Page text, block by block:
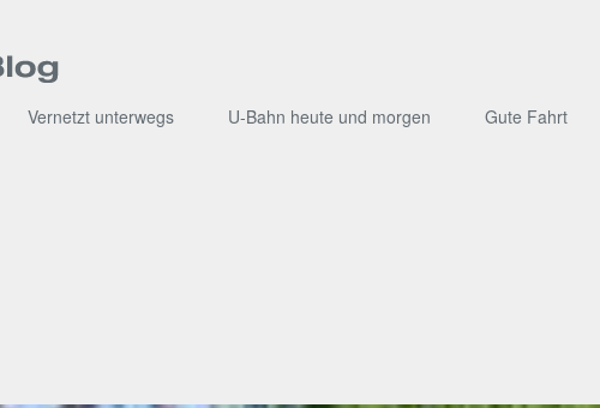
Vernetzt unterwegs U-Bahn heute und morgen Gute Fahrt